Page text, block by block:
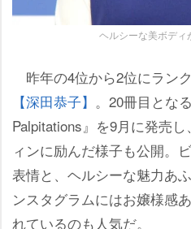
ヘルシーな美ボディ
昨年の4位から2位にラン
【深田恭子】 。20冊目とな
Palpitations』を9月に発売
ィンに励んだ様子も公開。
表情と、ヘルシーな魅力あ
ンスタグラムにはお嬢様感
れているのも人気だ。